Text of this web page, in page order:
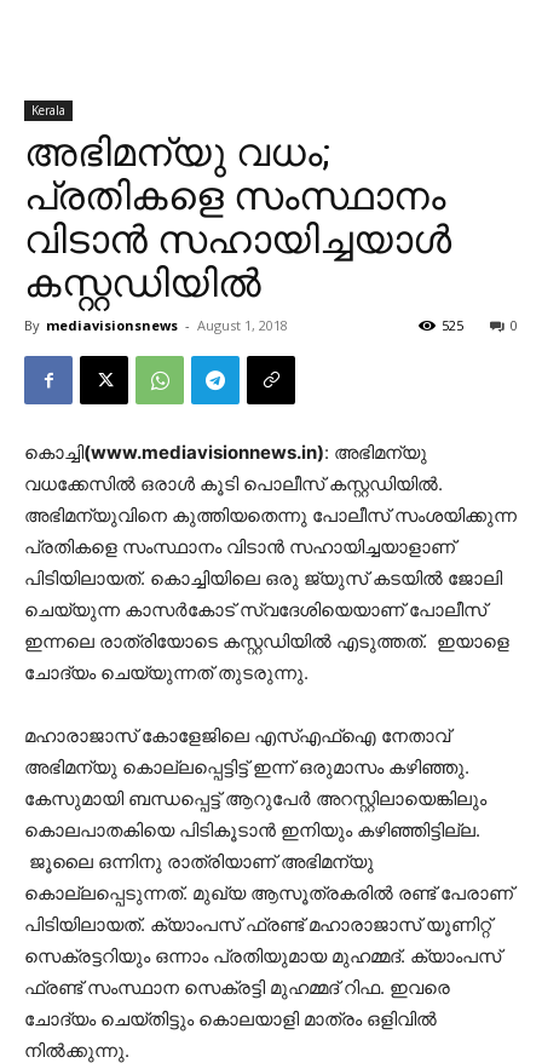
Kerala
അഭിമന്യു വധം;
പ്രതികളെ സംസ്ഥാനം
വിടാൻ സഹായിച്ചയാൾ
കസ്റ്റഡിയിൽ
By mediavisionsnews - August 1, 2018 0
525
കൊച്ചി(www.mediavisionnews.in): അഭിമന്യു
വധക്കേസില്‍ ഒരാള്‍ കൂടി പൊലീസ് കസ്റ്റഡിയില്‍.
അഭിമന്യുവിനെ കുത്തിയതെന്നു പോലീസ് സംശയിക്കുന്ന
പ്രതികളെ സംസ്ഥാനം വിടാൻ സഹായിച്ചയാളാണ്
പിടിയിലായത്. കൊച്ചിയിലെ ഒരു ജ്യുസ് കടയിൽ ജോലി
ചെയ്യുന്ന കാസർകോട് സ്വദേശിയെയാണ് പോലീസ്
ഇന്നലെ രാത്രിയോടെ കസ്റ്റഡിയിൽ എടുത്തത്. ഇയാളെ
ചോദ്യം ചെയ്യുന്നത് തുടരുന്നു.
മഹാരാജാസ് കോളേജിലെ എസ്എഫ്ഐ നേതാവ്
അഭിമന്യു കൊല്ലപ്പെട്ടിട്ട് ഇന്ന് ഒരുമാസം കഴിഞ്ഞു.
കേസുമായി ബന്ധപ്പെട്ട് ആറുപേര്‍ അറസ്റ്റിലായെങ്കിലും
കൊലപാതകിയെ പിടികൂടാന്‍ ഇനിയും കഴിഞ്ഞിട്ടില്ല.
ജൂലൈ ഒന്നിനു രാത്രിയാണ് അഭിമന്യു
കൊല്ലപ്പെടുന്നത്. മുഖ്യ ആസൂത്രകരില്‍ രണ്ട് പേരാണ്
പിടിയിലായത്. ക്യാംപസ് ഫ്രണ്ട് മഹാരാജാസ് യൂണിറ്റ്
സെക്രട്ടറിയും ഒന്നാം പ്രതിയുമായ മുഹമ്മദ്. ക്യാംപസ്
ഫ്രണ്ട് സംസ്ഥാന സെക്രട്ടി മുഹമ്മദ് റിഫ. ഇവരെ
ചോദ്യം ചെയ്തിട്ടും കൊലയാളി മാത്രം ഒളിവില്‍
നില്‍ക്കുന്നു.